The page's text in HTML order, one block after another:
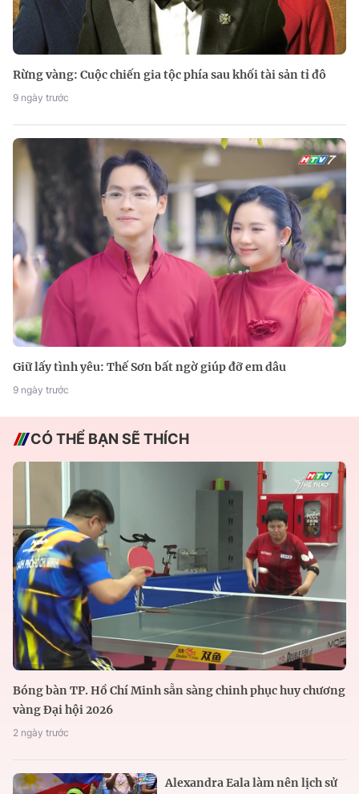
Rừng vàng: Cuộc chiến gia tộc phía sau khối tài sản tỉ đô
9 ngày trước
Giữ lấy tình yêu: Thế Sơn bất ngờ giúp đỡ em dâu
9 ngày trước
CÓ THỂ BẠN SẼ THÍCH
Bóng bàn TP. Hồ Chí Minh sẵn sàng chinh phục huy chương
vàng Đại hội 2026
2 ngày trước
Alexandra Eala làm nên lịch sử